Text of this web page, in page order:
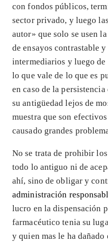
con fondos públicos,
sector privado, y luego
autor» que solo se usen
de ensayos contrastable
intermediarios y luego
lo que vale de lo que es
en caso de la
su antigüedad lejos de
muestra que son
causado grandes
No se trata de prohibir
todo lo antiguo ni de
ahí, sino de obligar y
administración
lucro en la dispensación
farmacéutico tenia su
y quien mas le ha